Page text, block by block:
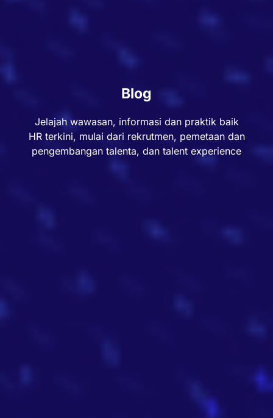
Blog
Jelajah wawasan, informasi dan praktik baik
HR terkini, mulai dari rekrutmen, pemetaan dan
pengembangan talenta, dan talent experience